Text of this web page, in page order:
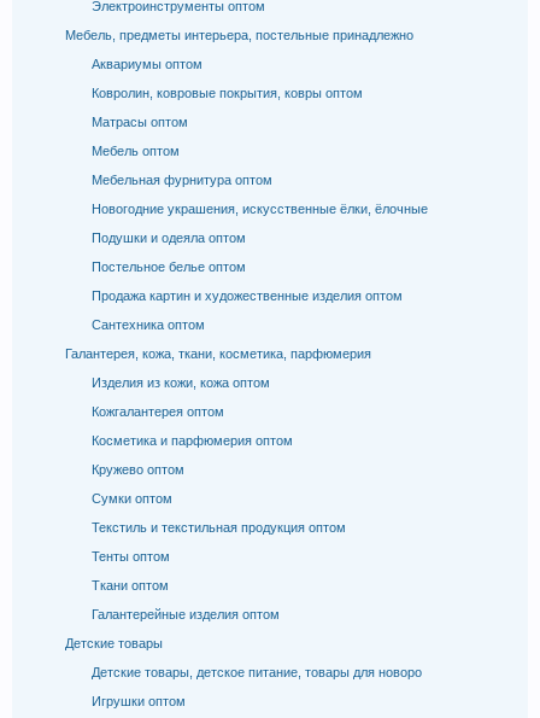
Электроинструменты оптом
Мебель, предметы интерьера, постельные принадлежно
Аквариумы оптом
Ковролин, ковровые покрытия, ковры оптом
Матрасы оптом
Мебель оптом
Мебельная фурнитура оптом
Новогодние украшения, искусственные ёлки, ёлочные
Подушки и одеяла оптом
Постельное белье оптом
Продажа картин и художественные изделия оптом
Сантехника оптом
Галантерея, кожа, ткани, косметика, парфюмерия
Изделия из кожи, кожа оптом
Кожгалантерея оптом
Косметика и парфюмерия оптом
Кружево оптом
Сумки оптом
Текстиль и текстильная продукция оптом
Тенты оптом
Ткани оптом
Галантерейные изделия оптом
Детские товары
Детские товары, детское питание, товары для новоро
Игрушки оптом